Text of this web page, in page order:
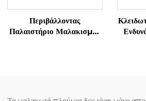
Περιβάλλοντας
Παλαιστήριο Μαλακισμού